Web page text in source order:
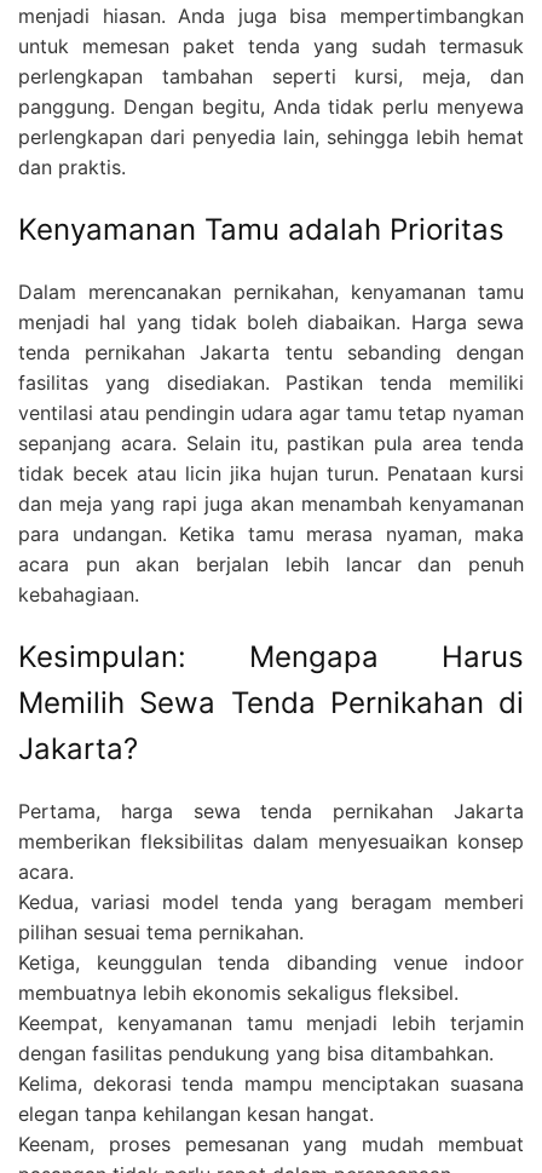
menjadi hiasan. Anda juga bisa mempertimbangkan
untuk memesan paket tenda yang sudah termasuk
perlengkapan tambahan seperti kursi, meja, dan
panggung. Dengan begitu, Anda tidak perlu menyewa
perlengkapan dari penyedia lain, sehingga lebih hemat
dan praktis.
Kenyamanan Tamu adalah Prioritas
Dalam merencanakan pernikahan, kenyamanan tamu
menjadi hal yang tidak boleh diabaikan. Harga sewa
tenda pernikahan Jakarta tentu sebanding dengan
fasilitas yang disediakan. Pastikan tenda memiliki
ventilasi atau pendingin udara agar tamu tetap nyaman
sepanjang acara. Selain itu, pastikan pula area tenda
tidak becek atau licin jika hujan turun. Penataan kursi
dan meja yang rapi juga akan menambah kenyamanan
para undangan. Ketika tamu merasa nyaman, maka
acara pun akan berjalan lebih lancar dan penuh
kebahagiaan.
Kesimpulan: Mengapa Harus
Memilih Sewa Tenda Pernikahan di
Jakarta?
Pertama, harga sewa tenda pernikahan Jakarta
memberikan fleksibilitas dalam menyesuaikan konsep
acara.
Kedua, variasi model tenda yang beragam memberi
pilihan sesuai tema pernikahan.
Ketiga, keunggulan tenda dibanding venue indoor
membuatnya lebih ekonomis sekaligus fleksibel.
Keempat, kenyamanan tamu menjadi lebih terjamin
dengan fasilitas pendukung yang bisa ditambahkan.
Kelima, dekorasi tenda mampu menciptakan suasana
elegan tanpa kehilangan kesan hangat.
Keenam, proses pemesanan yang mudah membuat